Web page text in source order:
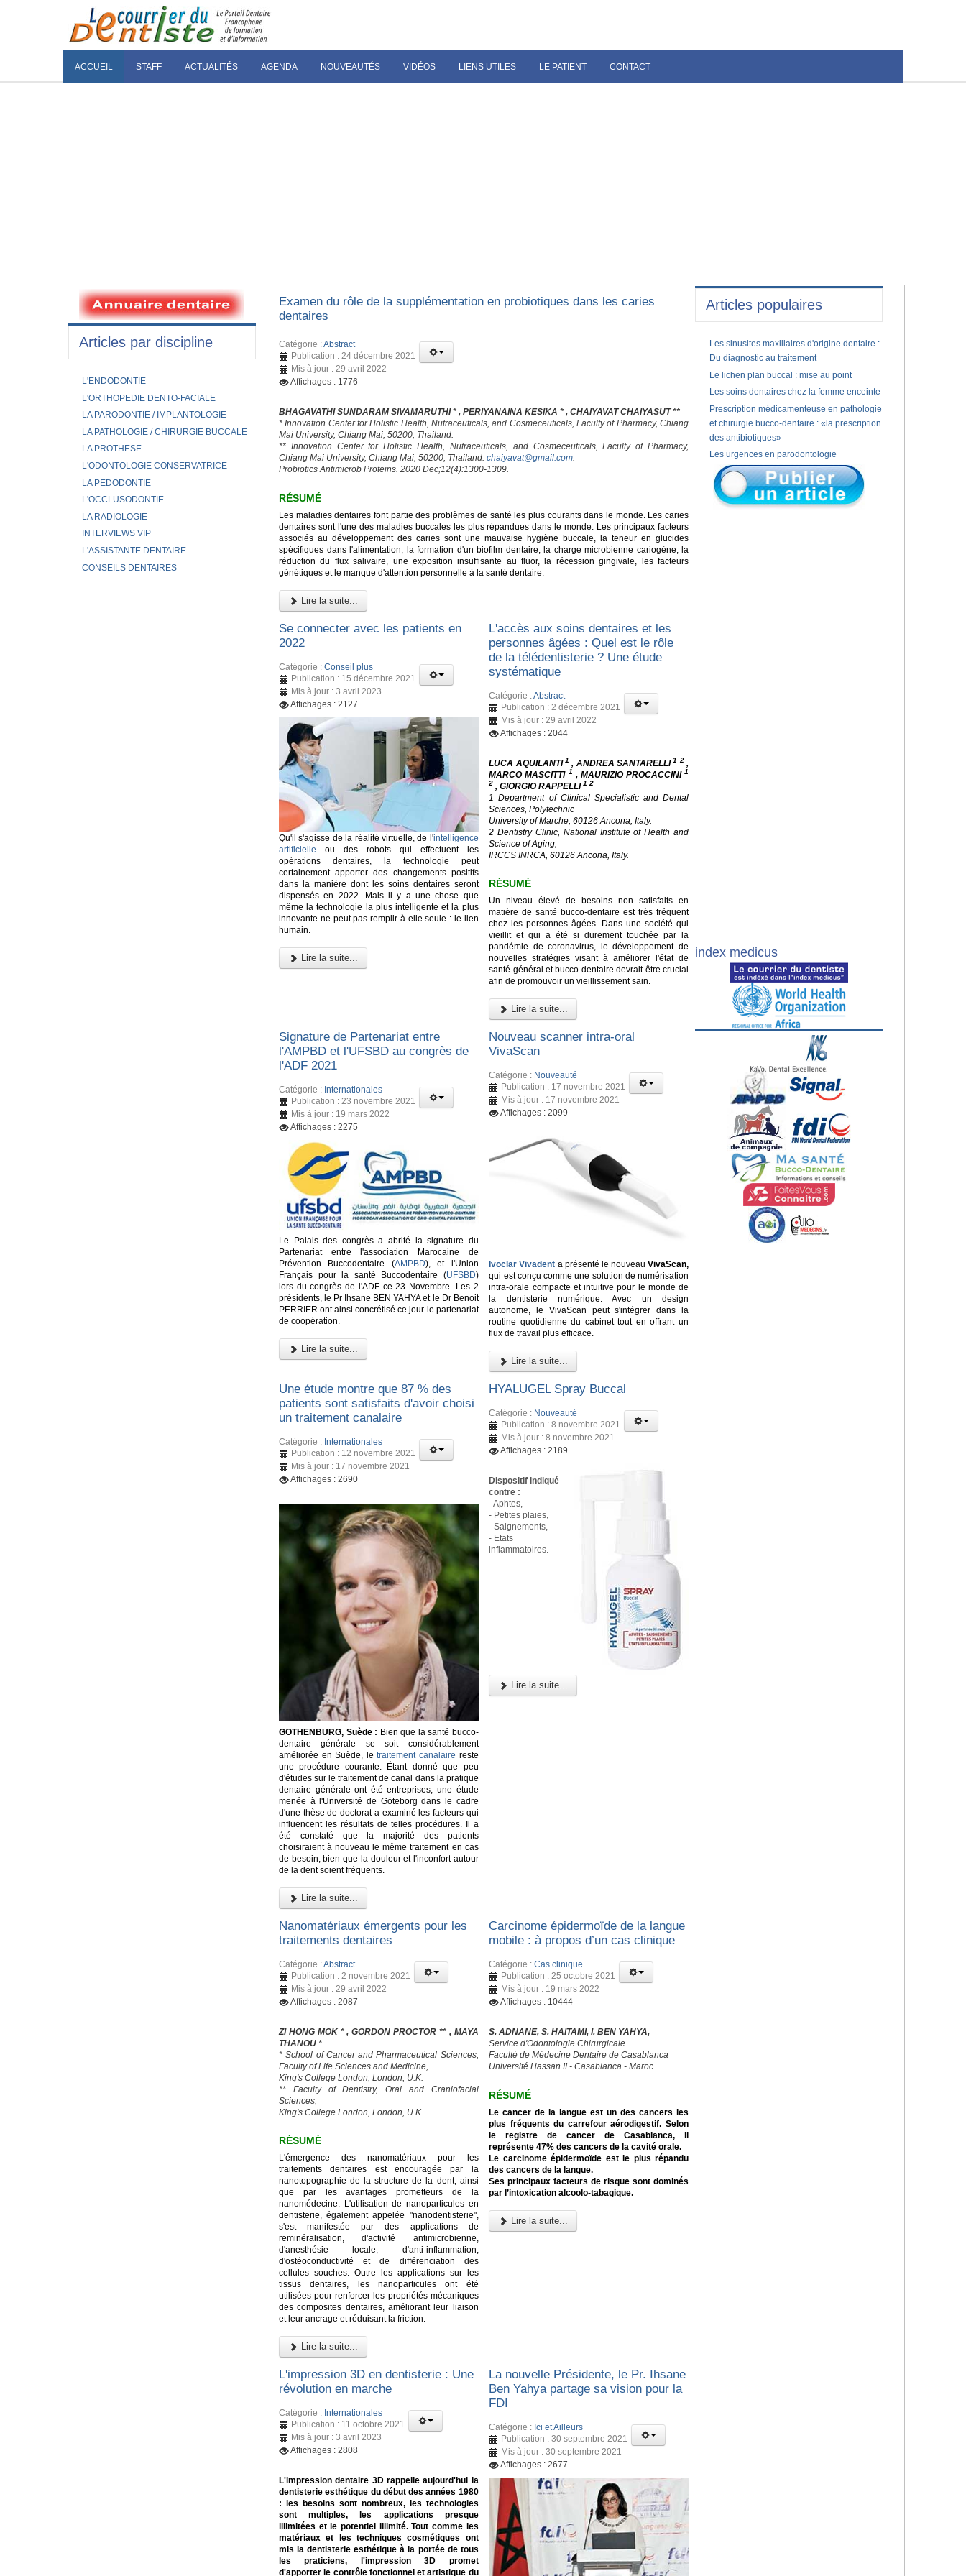
ACCUEIL STAFF ACTUALITÉS AGENDA NOUVEAUTÉS VIDÉOS LIENS UTILES LE PATIENT CONTACT
Examen du rôle de la supplémentation en probiotiques dans les caries
dentaires
Catégorie :Abstract
Publication : 24 décembre 2021
Mis à jour : 29 avril 2022
Affichages : 1776
BHAGAVATHI SUNDARAM SIVAMARUTHI * , PERIYANAINA KESIKA * , CHAIYAVAT CHAIYASUT **
* Innovation Center for Holistic Health, Nutraceuticals, and Cosmeceuticals, Faculty of Pharmacy, Chiang
Mai University, Chiang Mai, 50200, Thailand.
** Innovation Center for Holistic Health, Nutraceuticals, and Cosmeceuticals, Faculty of Pharmacy,
Chiang Mai University, Chiang Mai, 50200, Thailand. chaiyavat@gmail.com
Probiotics Antimicrob Proteins. 2020 Dec;12(4):1300-1309.
RÉSUMÉ
Les maladies dentaires font partie des problèmes de santé les plus courants dans le monde. Les caries
dentaires sont l'une des maladies buccales les plus répandues dans le monde. Les principaux facteurs
associés au développement des caries sont une mauvaise hygiène buccale, la teneur en glucides
spécifiques dans l'alimentation, la formation d'un biofilm dentaire, la charge microbienne cariogène, la
réduction du flux salivaire, une exposition insuffisante au fluor, la récession gingivale, les facteurs
génétiques et le manque d'attention personnelle à la santé dentaire.
Lire la suite...
Se connecter avec les patients en
2022
Catégorie : Conseil plus
Publication : 15 décembre 2021
Mis à jour : 3 avril 2023
Affichages : 2127
Qu'il s'agisse de la réalité virtuelle, de l'intelligence
artificielle ou des robots qui effectuent les
opérations dentaires, la technologie peut
certainement apporter des changements positifs
dans la manière dont les soins dentaires seront
dispensés en 2022. Mais il y a une chose que
même la technologie la plus intelligente et la plus
innovante ne peut pas remplir à elle seule : le lien
humain.
Lire la suite...
L'accès aux soins dentaires et les
personnes âgées : Quel est le rôle
de la télédentisterie ? Une étude
systématique
Catégorie :Abstract
Publication : 2 décembre 2021
Mis à jour : 29 avril 2022
Affichages : 2044
LUCA AQUILANTI 1 , ANDREA SANTARELLI1 2 ,
MARCO MASCITTI 1 , MAURIZIO PROCACCINI 1
2 , GIORGIO RAPPELLI1 2
1 Department of Clinical Specialistic and Dental
Sciences, Polytechnic
University of Marche, 60126 Ancona, Italy.
2 Dentistry Clinic, National Institute of Health and
Science of Aging,
IRCCS INRCA, 60126 Ancona, Italy.
RÉSUMÉ
Un niveau élevé de besoins non satisfaits en
matière de santé bucco-dentaire est très fréquent
chez les personnes âgées. Dans une société qui
vieillit et qui a été si durement touchée par la
pandémie de coronavirus, le développement de
nouvelles stratégies visant à améliorer l'état de
santé général et bucco-dentaire devrait être crucial
afin de promouvoir un vieillissement sain.
Lire la suite...
Signature de Partenariat entre
l'AMPBD et l'UFSBD au congrès de
l'ADF 2021
Catégorie : Internationales
Publication : 23 novembre 2021
Mis à jour : 19 mars 2022
Affichages : 2275
Le Palais des congrès a abrité la signature du
Partenariat entre l'association Marocaine de
Prévention Buccodentaire (AMPBD), et l'Union
Français pour la santé Buccodentaire (UFSBD)
lors du congrès de l'ADF ce 23 Novembre. Les 2
présidents, le Pr Ihsane BEN YAHYA et le Dr Benoit
PERRIER ont ainsi concrétisé ce jour le partenariat
de coopération.
Lire la suite...
Nouveau scanner intra-oral
VivaScan
Catégorie : Nouveauté
Publication : 17 novembre 2021
Mis à jour : 17 novembre 2021
Affichages : 2099
Ivoclar Vivadent a présenté le nouveau VivaScan,
qui est conçu comme une solution de numérisation
intra-orale compacte et intuitive pour le monde de
la dentisterie numérique. Avec un design
autonome, le VivaScan peut s'intégrer dans la
routine quotidienne du cabinet tout en offrant un
flux de travail plus efficace.
Lire la suite...
Une étude montre que 87 % des
patients sont satisfaits d'avoir choisi
un traitement canalaire
Catégorie : Internationales
Publication : 12 novembre 2021
Mis à jour : 17 novembre 2021
Affichages : 2690
GOTHENBURG, Suède : Bien que la santé bucco-
dentaire générale se soit considérablement
améliorée en Suède, letraitement canalaire reste
une procédure courante. Étant donné que peu
d'études sur le traitement de canal dans la pratique
dentaire générale ont été entreprises, une étude
menée à l'Université de Göteborg dans le cadre
d'une thèse de doctorat a examiné les facteurs qui
influencent les résultats de telles procédures. Il a
été constaté que la majorité des patients
choisiraient à nouveau le même traitement en cas
de besoin, bien que la douleur et l'inconfort autour
de la dent soient fréquents.
Lire la suite...
HYALUGEL Spray Buccal
Catégorie : Nouveauté
Publication : 8 novembre 2021
Mis à jour : 8 novembre 2021
Affichages : 2189
Dispositif indiqué
contre :
- Aphtes,
- Petites plaies,
- Saignements,
- Etats
inflammatoires.
Lire la suite...
Nanomatériaux émergents pour les
traitements dentaires
Catégorie :Abstract
Publication : 2 novembre 2021
Mis à jour : 29 avril 2022
Affichages : 2087
ZI HONG MOK * , GORDON PROCTOR ** , MAYA
THANOU *
* School of Cancer and Pharmaceutical Sciences,
Faculty of Life Sciences and Medicine,
King's College London, London, U.K.
** Faculty of Dentistry, Oral and Craniofacial
Sciences,
King's College London, London, U.K.
RÉSUMÉ
L'émergence des nanomatériaux pour les
traitements dentaires est encouragée par la
nanotopographie de la structure de la dent, ainsi
que par les avantages prometteurs de la
nanomédecine. L'utilisation de nanoparticules en
dentisterie, également appelée "nanodentisterie",
s'est manifestée par des applications de
reminéralisation, d'activité antimicrobienne,
d'anesthésie locale, d'anti-inflammation,
d'ostéoconductivité et de différenciation des
cellules souches. Outre les applications sur les
tissus dentaires, les nanoparticules ont été
utilisées pour renforcer les propriétés mécaniques
des composites dentaires, améliorant leur liaison
et leur ancrage et réduisant la friction.
Lire la suite...
Carcinome épidermoïde de la langue
mobile : à propos d’un cas clinique
Catégorie :Cas clinique
Publication : 25 octobre 2021
Mis à jour : 19 mars 2022
Affichages : 10444
S. ADNANE, S. HAITAMI, I. BEN YAHYA,
Service d'Odontologie Chirurgicale
Faculté de Médecine Dentaire de Casablanca
Université Hassan II - Casablanca - Maroc
RÉSUMÉ
Le cancer de la langue est un des cancers les
plus fréquents du carrefour aérodigestif. Selon
le registre de cancer de Casablanca, il
représente 47% des cancers de la cavité orale.
Le carcinome épidermoïde est le plus répandu
des cancers de la langue.
Ses principaux facteurs de risque sont dominés
par l’intoxication alcoolo-tabagique.
Lire la suite...
L'impression 3D en dentisterie : Une
révolution en marche
Catégorie : Internationales
Publication : 11 octobre 2021
Mis à jour : 3 avril 2023
Affichages : 2808
L'impression dentaire 3D rappelle aujourd'hui la
dentisterie esthétique du début des années 1980
: les besoins sont nombreux, les technologies
sont multiples, les applications presque
illimitées et le potentiel illimité. Tout comme les
matériaux et les techniques cosmétiques ont
mis la dentisterie esthétique à la portée de tous
les praticiens, l'impression 3D promet
d'apporter le contrôle fonctionnel et artistique du
La nouvelle Présidente, le Pr. Ihsane
Ben Yahya partage sa vision pour la
FDI
Catégorie : Ici et Ailleurs
Publication : 30 septembre 2021
Mis à jour : 30 septembre 2021
Affichages : 2677
Articles par discipline
L'ENDODONTIE
L'ORTHOPEDIE DENTO-FACIALE
LA PARODONTIE / IMPLANTOLOGIE
LA PATHOLOGIE / CHIRURGIE BUCCALE
LA PROTHESE
L'ODONTOLOGIE CONSERVATRICE
LA PEDODONTIE
L'OCCLUSODONTIE
LA RADIOLOGIE
INTERVIEWS VIP
L'ASSISTANTE DENTAIRE
CONSEILS DENTAIRES
Articles populaires
Les sinusites maxillaires d'origine dentaire :
Du diagnostic au traitement
Le lichen plan buccal : mise au point
Les soins dentaires chez la femme enceinte
Prescription médicamenteuse en pathologie
et chirurgie bucco-dentaire : «la prescription
des antibiotiques»
Les urgences en parodontologie
index medicus